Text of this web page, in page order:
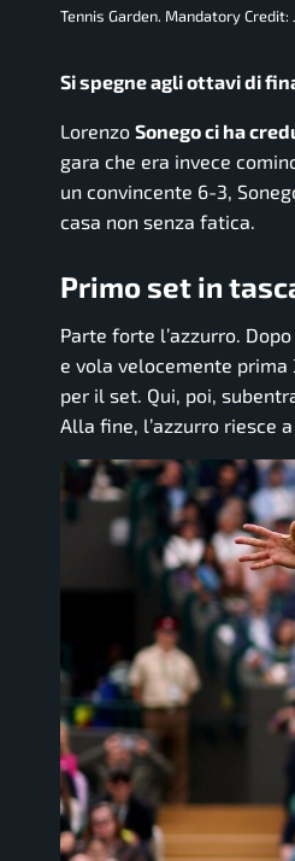
Tennis Garden. Mandatory
Si spegne agli ottavi di
Lorenzo Sonego ci ha
gara che era invece
un convincente 6-3,
casa non senza fatica.
Primo set in
Parte forte l’azzurro.
e vola velocemente prima
per il set. Qui, poi,
Alla fine, l’azzurro riesce